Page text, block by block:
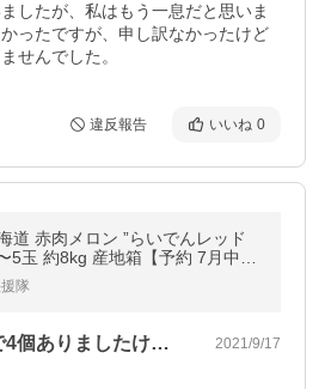
したが、私はもう一息だと思いま
ったですが、申し訳なかったけど
せんでした。
違反報告 いいね 0
道 赤肉メロン ”らいでんレッド
5玉 約8kg 産地箱【予約 7月中下
料無料
隊
結構大きなメロンで4個ありましたけど、… 2021/9/17